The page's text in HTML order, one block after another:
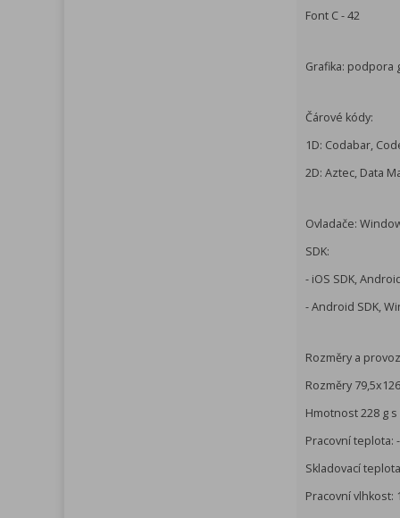
Font C - 42
Grafika: podpora
Čárové kódy:
1D: Codabar,
2D: Aztec, Data
Ovladače:
SDK:
- iOS SDK,
- Android SDK,
Rozměry a
Rozměry
Hmotnost 228 g
Pracovní teplota:
Skladovací
Pracovní vlhkost: